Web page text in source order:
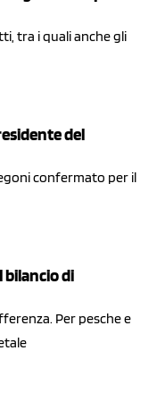
tra i quali anche gli
del
confermato per il
bilancio di
Per pesche e